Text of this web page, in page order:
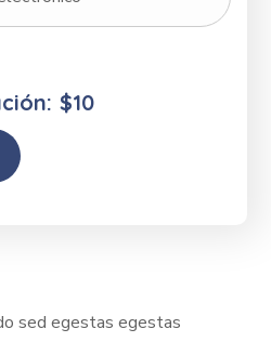
$10
sed egestas egestas